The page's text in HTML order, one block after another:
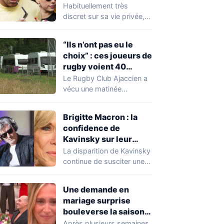
Expósito en Italie agite
la toile
Habituellement très
discret sur sa vie privée,
“Ils n’ont pas eu le
choix” : ces joueurs de
rugby voient 40
caravanes de gens du
voyage s’installer
heure
Le Rugby Club Ajaccien a
vécu une matinée
découverte d'une…
Brigitte Macron : la
confidence de
Kavinsky sur leur
relation
La disparition de Kavinsky
continue de susciter une
Une demande en
mariage surprise
bouleverse la saison